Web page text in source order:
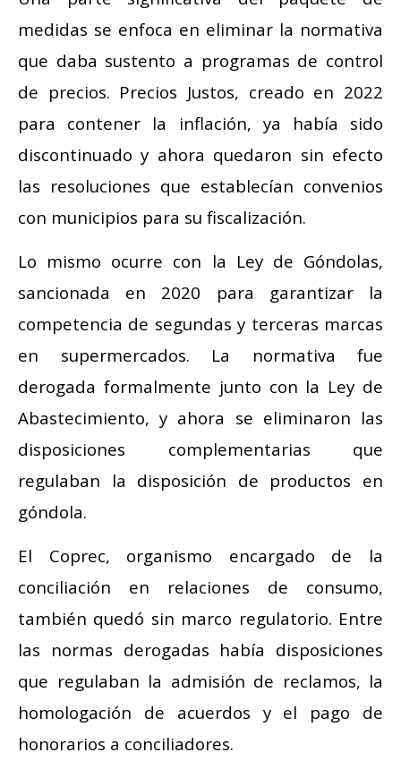
medidas se enfoca en eliminar la normativa
que daba sustento a programas de control
de precios. Precios Justos, creado en 2022
para contener la inflación, ya había sido
discontinuado y ahora quedaron sin efecto
las resoluciones que establecían convenios
con municipios para su fiscalización.
Lo mismo ocurre con la Ley de Góndolas,
sancionada en 2020 para garantizar la
competencia de segundas y terceras marcas
en supermercados. La normativa fue
derogada formalmente junto con la Ley de
Abastecimiento, y ahora se eliminaron las
disposiciones complementarias que
regulaban la disposición de productos en
góndola.
El Coprec, organismo encargado de la
conciliación en relaciones de consumo,
también quedó sin marco regulatorio. Entre
las normas derogadas había disposiciones
que regulaban la admisión de reclamos, la
homologación de acuerdos y el pago de
honorarios a conciliadores.